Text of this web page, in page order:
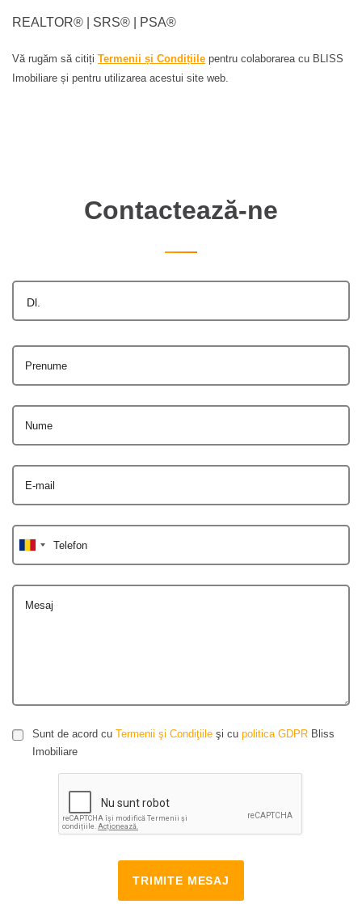
REALTOR®️ | SRS®️ | PSA®️
Vă rugăm să citiți Termenii și Condițiile pentru colaborarea cu BLISS
Imobiliare și pentru utilizarea acestui site web.
Contactează-ne
Dl.
Prenume
Nume
E-mail
Telefon
Mesaj
Sunt de acord cu Termenii şi Condiţiile şi cu politica GDPR Bliss
Imobiliare
TRIMITE MESAJ